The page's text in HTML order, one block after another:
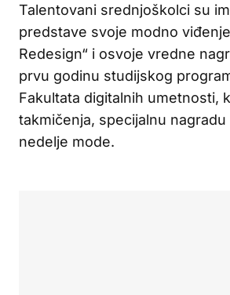
Talentovani srednjoškolci su
predstave svoje modno
Redesign“ i osvoje vredne
prvu godinu studijskog
Fakultata digitalnih umetnosti,
takmičenja, specijalnu
nedelje mode.